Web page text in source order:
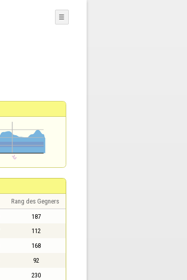
☰
Rang des Gegners
187
112
168
92
230